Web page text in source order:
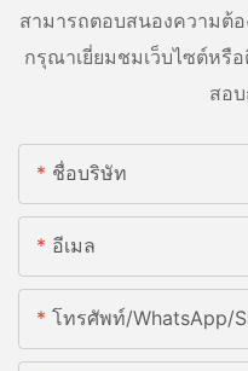
สามารถตอบสนองความต้
กรุณาเยี่ยมชมเว็บไซต์หรื
สอ
ชื่อบริษัท
อีเมล
โทรศัพท์/WhatsApp/